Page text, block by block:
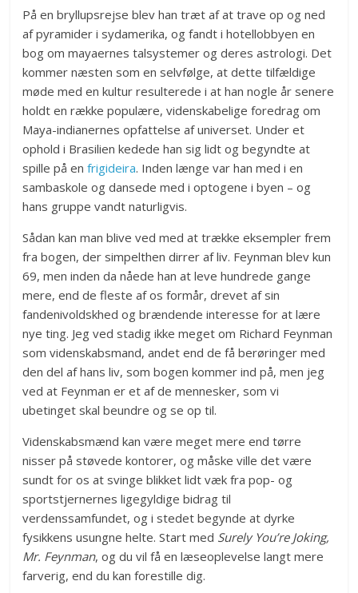
På en bryllupsrejse blev han træt af at trave op og ned
af pyramider i sydamerika, og fandt i hotellobbyen en
bog om mayaernes talsystemer og deres astrologi. Det
kommer næsten som en selvfølge, at dette tilfældige
møde med en kultur resulterede i at han nogle år senere
holdt en række populære, videnskabelige foredrag om
Maya-indianernes opfattelse af universet. Under et
ophold i Brasilien kedede han sig lidt og begyndte at
spille på enfrigideira. Inden længe var han med i en
sambaskole og dansede med i optogene i byen – og
hans gruppe vandt naturligvis.
Sådan kan man blive ved med at trække eksempler frem
fra bogen, der simpelthen dirrer af liv. Feynman blev kun
69, men inden da nåede han at leve hundrede gange
mere, end de fleste af os formår, drevet af sin
fandenivoldskhed og brændende interesse for at lære
nye ting. Jeg ved stadig ikke meget om Richard Feynman
som videnskabsmand, andet end de få berøringer med
den del af hans liv, som bogen kommer ind på, men jeg
ved at Feynman er et af de mennesker, som vi
ubetinget skal beundre og se op til.
Videnskabsmænd kan være meget mere end tørre
nisser på støvede kontorer, og måske ville det være
sundt for os at svinge blikket lidt væk fra pop- og
sportstjernernes ligegyldige bidrag til
verdenssamfundet, og i stedet begynde at dyrke
fysikkens usungne helte. Start med Surely You’re Joking,
Mr. Feynman, og du vil få en læseoplevelse langt mere
farverig, end du kan forestille dig.